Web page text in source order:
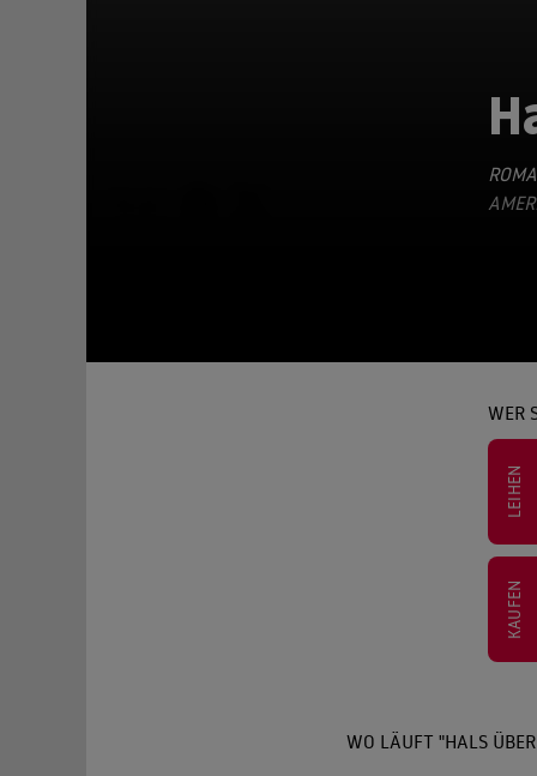
WER
LEIHEN
KAUFEN
WO LÄUFT "HALS